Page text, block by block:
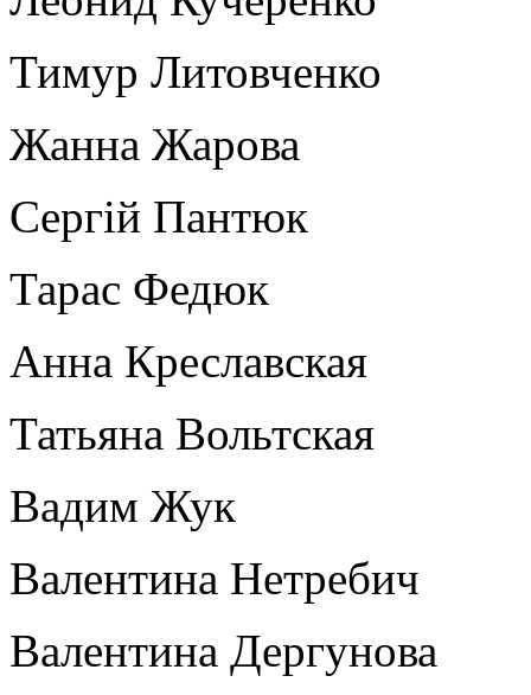
Тимур Литовченко
Жанна Жарова
Сергій Пантюк
Тарас Федюк
Анна Креславская
Татьяна Вольтская
Вадим Жук
Валентина Нетребич
Валентина Дергунова